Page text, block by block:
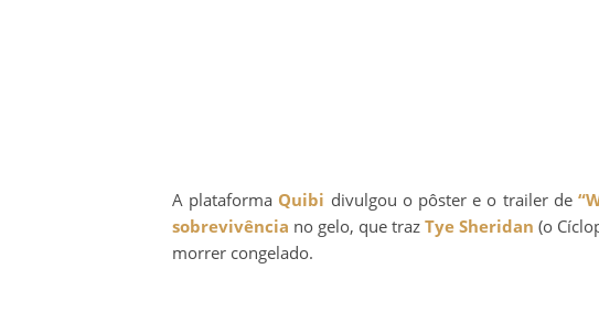
A plataforma Quibi divulgou o pôster e o trailer de
sobrevivência no gelo, que traz Tye Sheridan (o
morrer congelado.